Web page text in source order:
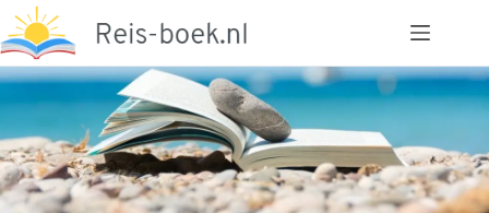
naar
de
inhoud